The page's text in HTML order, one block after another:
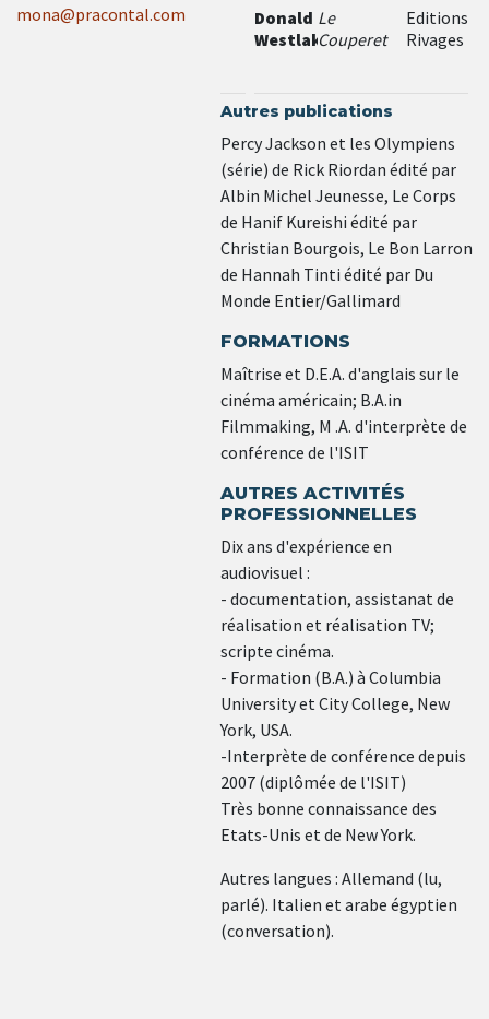
mona@pracontal.com
de
William
Donald
Westlake
Le
Couperet
Editions
Rivages
Autres publications
Percy Jackson et les Olympiens
(série) de Rick Riordan édité par
Albin Michel Jeunesse, Le Corps
de Hanif Kureishi édité par
Christian Bourgois, Le Bon Larron
de Hannah Tinti édité par Du
Monde Entier/Gallimard
FORMATIONS
Maîtrise et D.E.A. d'anglais sur le
cinéma américain; B.A.in
Filmmaking, M .A. d'interprète de
conférence de l'ISIT
AUTRES ACTIVITÉS
PROFESSIONNELLES
Dix ans d'expérience en
audiovisuel :
- documentation, assistanat de
réalisation et réalisation TV;
scripte cinéma.
- Formation (B.A.) à Columbia
University et City College, New
York, USA.
-Interprète de conférence depuis
2007 (diplômée de l'ISIT)
Très bonne connaissance des
Etats-Unis et de New York.
Autres langues : Allemand (lu,
parlé). Italien et arabe égyptien
(conversation).